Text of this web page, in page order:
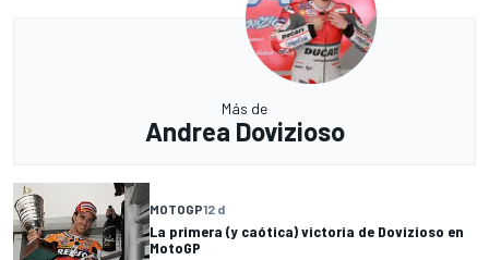
Más de
Andrea Dovizioso
MOTOGP12 d
La primera (y caótica) victoria de Dovizioso en
MotoGP